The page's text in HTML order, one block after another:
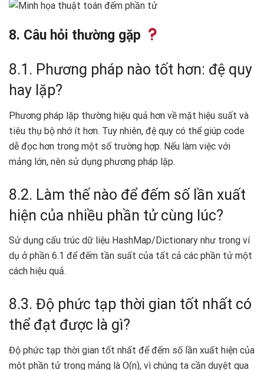
8. Câu hỏi thường gặp
8.1. Phương pháp nào tốt hơn: đệ quy
hay lặp?
Phương pháp lặp thường hiệu quả hơn về mặt hiệu suất và
tiêu thụ bộ nhớ ít hơn. Tuy nhiên, đệ quy có thể giúp code
dễ đọc hơn trong một số trường hợp. Nếu làm việc với
mảng lớn, nên sử dụng phương pháp lặp.
8.2. Làm thế nào để đếm số lần xuất
hiện của nhiều phần tử cùng lúc?
Sử dụng cấu trúc dữ liệu HashMap/Dictionary như trong ví
dụ ở phần 6.1 để đếm tần suất của tất cả các phần tử một
cách hiệu quả.
8.3. Độ phức tạp thời gian tốt nhất có
thể đạt được là gì?
Độ phức tạp thời gian tốt nhất để đếm số lần xuất hiện của
một phần tử trong mảng là O(n), vì chúng ta cần duyệt qua